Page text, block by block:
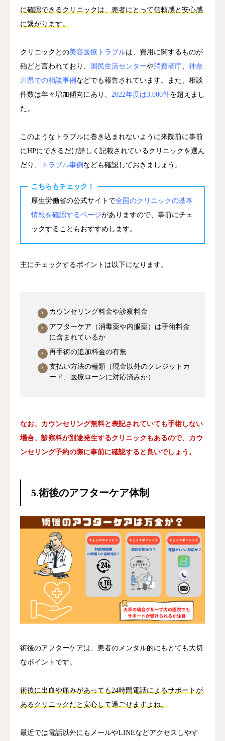
に確認できるクリニックは、患者にとって信頼感と安心感
に繋がります。
クリニックとの美容医療トラブルは、費用に関するものが
殆どと言われており、
国民生活センターや消費者庁
神奈
川県での相談事例 などでも報告されています。また、相談
件数は年々増加傾向にあり、 2022年度は3,000件を超えまし
た。
このようなトラブルに巻き込まれないように来院前に事前
にHPにできるだけ詳しく記載されているクリニックを選ん
だり、
トラブル事例 なども確認しておきましょう。
こちらもチェック！
厚生労働省の公式サイトで全国のクリニックの基本
情報を確認するページがありますので、事前にチェ
ックすることもおすすめします。
主にチェックするポイントは以下になります。
カウンセリング料金や診察料金
アフターケア（消毒薬や内服薬）は手術料金
に含まれているか
再手術の追加料金の有無
支払い方法の種類（現金以外のクレジットカ
ード、医療ローンに対応済みか）
なお、カウンセリング無料と表記されていても手術しない
場合、診察料が別途発生するクリニックもあるので、カウ
ンセリング予約の際に事前に確認すると良いでしょう。
5.術後のアフターケア体制
術後のアフターケアは、患者のメンタル的にもとても大切
なポイントです。
術後に出血や痛みがあっても24時間電話によるサポートが
あるクリニックだと安心して過ごせますよね。
最近では電話以外にもメールやLINEなどアクセスしやす

順番予約 電話 問診

アクセス